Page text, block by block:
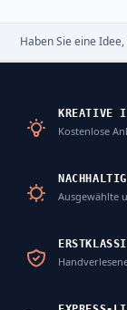
Haben Sie eine
KREATIVE
Kostenlose
Ausgewählte